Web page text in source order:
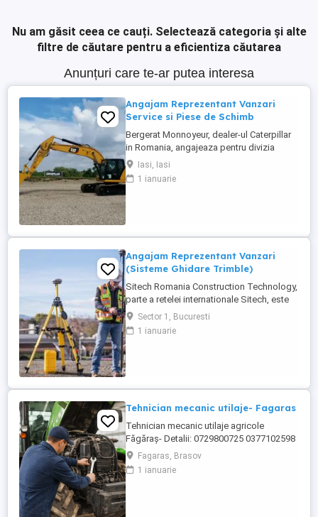
Nu am găsit ceea ce cauți. Selectează categoria și alte
filtre de căutare pentru a eficientiza căutarea
Anunțuri care te-ar putea interesa
Angajam Reprezentant Vanzari
Service si Piese de Schimb
Bergerat Monnoyeur, dealer-ul Caterpillar
in Romania, angajeaza pentru divizia
Eneria (motoare si generatoare) -
Reprezentant Vanzari Service pentru zona
Moldova. Studii superioare finalizate în
Iasi, Iasi
1 ianuarie
Angajam Reprezentant Vanzari
(Sisteme Ghidare Trimble)
Sitech Romania Construction Technology,
parte a retelei internationale Sitech, este
unicul dealer Trimble pentru sisteme de
ghidare automata a utilajelor de
constructii si topografie de santier, pe
Sector 1, Bucuresti
1 ianuarie
Tehnician mecanic utilaje- Fagaras
Tehnician mecanic utilaje agricole
Făgăraș- Detalii: 0729800725 0377102598
Locație: Făgăraș, județul Brașov Program:
Luni Vineri, 08:00 17:00 Despre rol Căutăm
un tehnician pentru utilaje agricole,
Fagaras, Brasov
1 ianuarie